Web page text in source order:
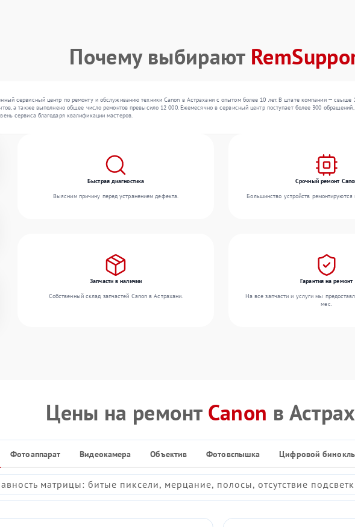
Почему выбирают
сервисный центр по ремонту и обслуживанию техники Canon в Астрахани с опытом более 10 лет. В штате компании —
а также выполнено общее число ремонтов превысило 12 000. Ежемесячно в сервисный центр поступает более 300
сервиса благодаря квалификации мастеров.
Быстрая диагностика
Выясним причину перед устранением дефекта.
Срочный ремонт
Большинство устройств ремонтируются
Запчасти в наличии
Собственный склад запчастей Canon в Астрахани.
Гарантия на ремонт
На все запчасти и услуги мы
мес.
Цены на ремонт Canon в
Фотоаппарат Видеокамера Объектив Фотовспышка Цифровой бинокль
матрицы: битые пиксели, мерцание, полосы, отсутствие